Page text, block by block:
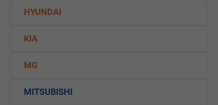
HYUNDAI
KIA
MG
MITSUBISHI